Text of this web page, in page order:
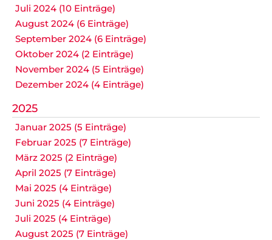
Juli 2024 (10 Einträge)
August 2024 (6 Einträge)
September 2024 (6 Einträge)
Oktober 2024 (2 Einträge)
November 2024 (5 Einträge)
Dezember 2024 (4 Einträge)
2025
Januar 2025 (5 Einträge)
Februar 2025 (7 Einträge)
März 2025 (2 Einträge)
April 2025 (7 Einträge)
Mai 2025 (4 Einträge)
Juni 2025 (4 Einträge)
Juli 2025 (4 Einträge)
August 2025 (7 Einträge)